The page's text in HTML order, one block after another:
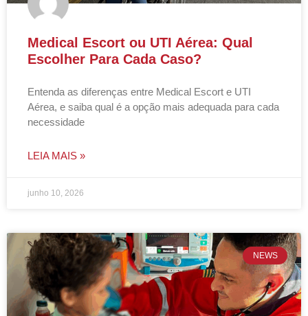
Medical Escort ou UTI Aérea: Qual
Escolher Para Cada Caso?
Entenda as diferenças entre Medical Escort e UTI
Aérea, e saiba qual é a opção mais adequada para cada
necessidade
LEIA MAIS »
junho 10, 2026
NEWS